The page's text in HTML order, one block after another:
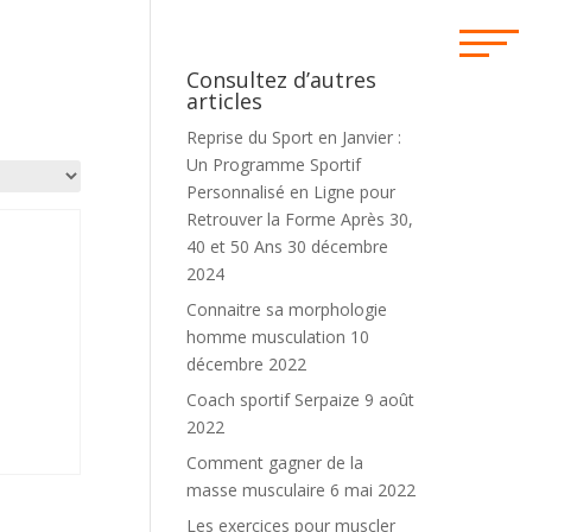
Consultez d’autres
articles
Reprise du Sport en Janvier :
Un Programme Sportif
Personnalisé en Ligne pour
Retrouver la Forme Après 30,
40 et 50 Ans 30 décembre
2024
Connaitre sa morphologie
homme musculation 10
décembre 2022
Coach sportif Serpaize 9 août
2022
Comment gagner de la
masse musculaire 6 mai 2022
Les exercices pour muscler